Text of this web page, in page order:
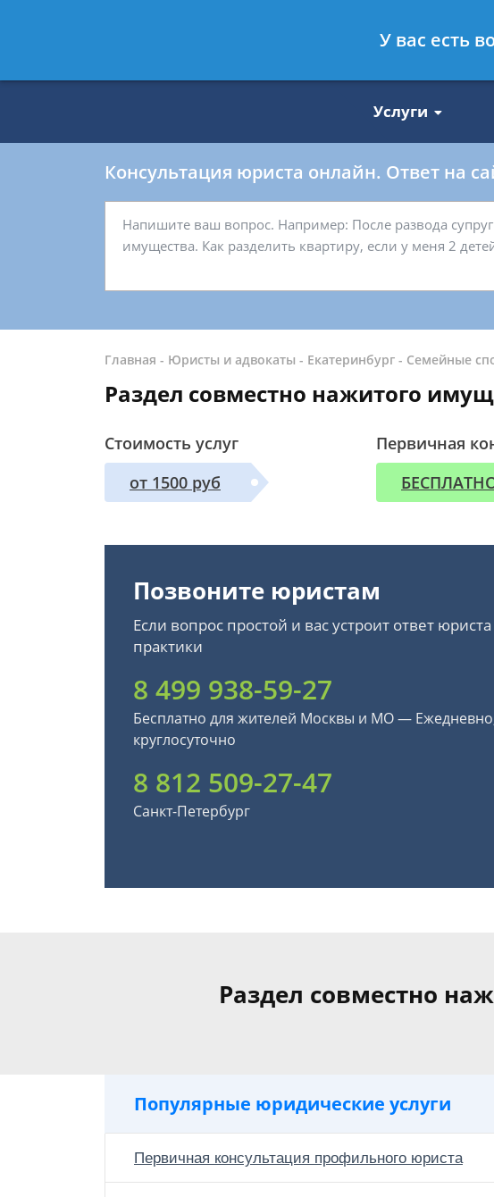
8 812 509-27-47
Услуги
Консультация юриста онлайн. Ответ на
Главная - Юристы и адвокаты - Екатеринбург - Семейные
Раздел совместно нажитого
Стоимость услуг
от 1500 руб
Первичная
Позвоните юристам
Если вопрос простой и вас устроит ответ
практики
8 499 938-59-27
Бесплатно для жителей Москвы и МО —
круглосуточно
8 812 509-27-47
Санкт-Петербург
Раздел совместно
Популярные юридические услуги
Первичная консультация профильного юриста
У вас есть